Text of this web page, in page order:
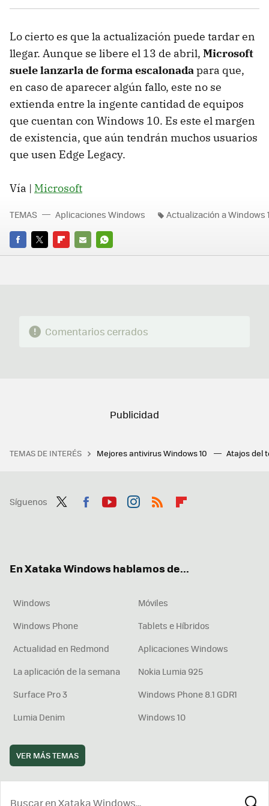
Lo cierto es que la actualización puede tardar en
llegar. Aunque se libere el 13 de abril, Microsoft
suele lanzarla de forma escalonada para que,
en caso de aparecer algún fallo, este no se
extienda entre la ingente cantidad de equipos
que cuentan con Windows 10. Es este el margen
de existencia, que aún tendrán muchos usuarios
que usen Edge Legacy.
Vía | Microsoft
FACEBOOK
TWITTERFLIPBOARD
E-
WHATSAPP
TEMAS Aplicaciones Windows Actualización a Windows
Comentarios cerrados
TEMAS DE INTERÉS Mejores antivirus Windows 10 Atajos del
Síguenos
En Xataka Windows hablamos de...
Windows
Móviles
Windows Phone
Tablets e Híbridos
Actualidad en Redmond
Aplicaciones Windows
La aplicación de la semana
Nokia Lumia 925
Surface Pro 3
Windows Phone 8.1 GDR1
Lumia Denim
Windows 10
VER MÁS TEMAS